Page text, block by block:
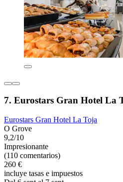
7. Eurostars Gran Hotel La
Eurostars Gran Hotel La Toja
O Grove
9,2/10
Impresionante
(110 comentarios)
260 €
incluye tasas e impuestos